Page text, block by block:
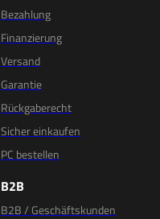
Bezahlung
Finanzierung
Versand
Garantie
Rückgaberecht
Sicher einkaufen
PC bestellen
B2B
B2B / Geschäftskunden